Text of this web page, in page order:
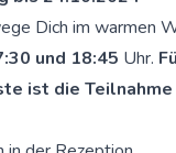
Dich im warmen
und 18:45 Uhr.
ist die